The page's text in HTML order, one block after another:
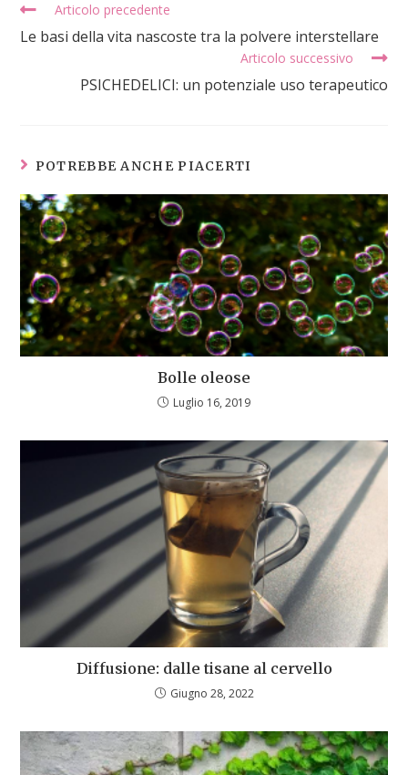
Articolo precedente
Le basi della vita nascoste tra la polvere interstellare
Articolo successivo
PSICHEDELICI: un potenziale uso terapeutico
POTREBBE ANCHE PIACERTI
Bolle oleose
Luglio 16, 2019
Diffusione: dalle tisane al cervello
Giugno 28, 2022